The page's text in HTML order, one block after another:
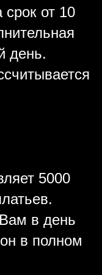
от 10
день.
5000
в день
в полном